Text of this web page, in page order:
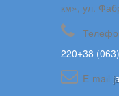
км», ул.
220+38
E-maіl